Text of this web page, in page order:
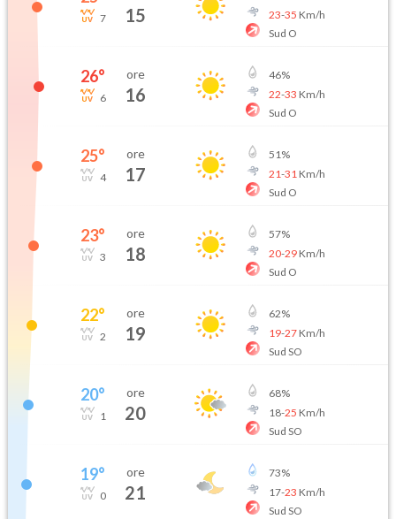
7 15
23-35 Km/h
Sud O
26°
6
ore
16
46%
22-33 Km/h
Sud O
25°
4
ore
17
51%
21-31 Km/h
Sud O
23°
3
ore
18
57%
20-29Km/h
Sud O
22°
2
ore
19
62%
19-27Km/h
Sud SO
20°
1
ore
20
68%
18-25 Km/h
Sud SO
19°
0
ore
21
73%
17-23 Km/h
Sud SO